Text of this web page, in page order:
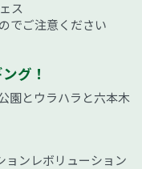
ス
でご注意ください
グ！
園とウラハラと六本木
ョンレボリューション